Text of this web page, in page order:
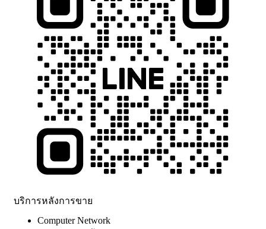
บริการหลังการขาย
Computer Network